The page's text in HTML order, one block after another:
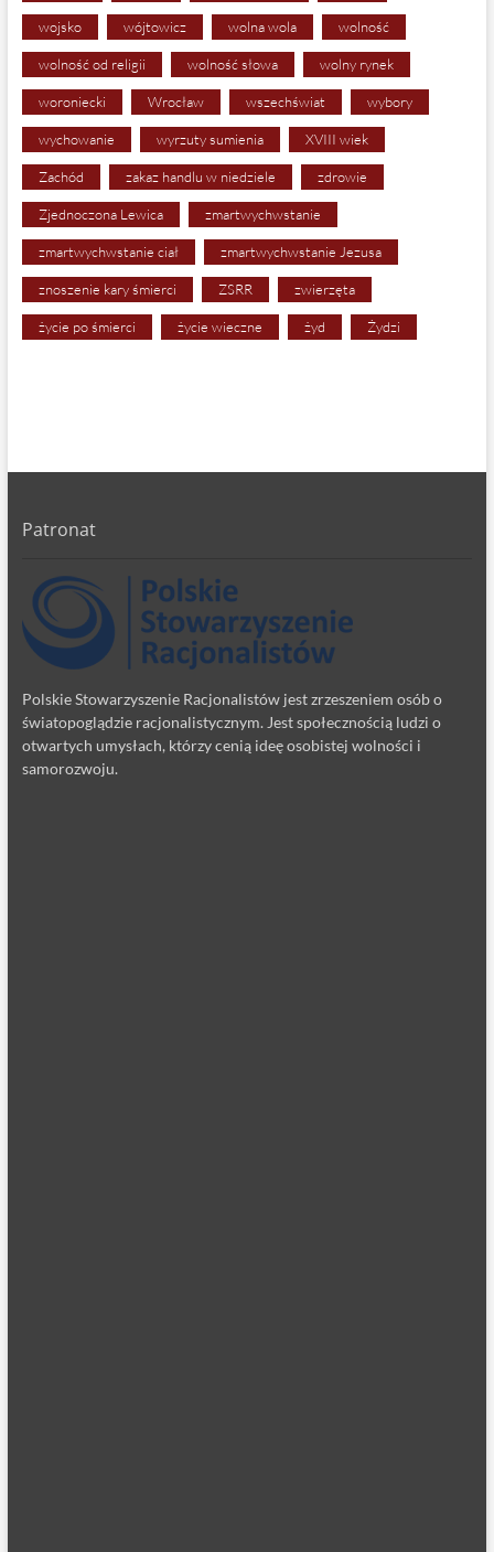
wojsko wójtowicz wolna wola wolność
wolność od religii wolność słowa wolny rynek
woroniecki Wrocław wszechświat wybory
wychowanie wyrzuty sumienia XVIII wiek
Zachód zakaz handlu w niedziele zdrowie
Zjednoczona Lewica zmartwychwstanie
zmartwychwstanie ciał zmartwychwstanie Jezusa
znoszenie kary śmierci ZSRR zwierzęta
życie po śmierci życie wieczne żyd Żydzi
Patronat
Polskie Stowarzyszenie Racjonalistów jest zrzeszeniem osób o
światopoglądzie racjonalistycznym. Jest społecznością ludzi o
otwartych umysłach, którzy cenią ideę osobistej wolności i
samorozwoju.